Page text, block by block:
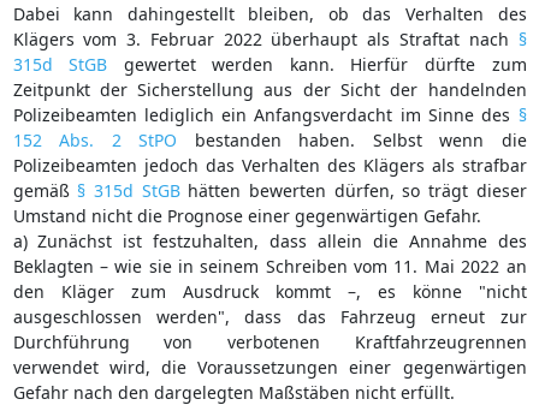
Dabei kann dahingestellt bleiben, ob das Verhalten des
Klägers vom 3. Februar 2022 überhaupt als Straftat nach §
315d StGB gewertet werden kann. Hierfür dürfte zum
Zeitpunkt der Sicherstellung aus der Sicht der handelnden
Polizeibeamten lediglich ein Anfangsverdacht im Sinne des §
152 Abs. 2 StPO bestanden haben. Selbst wenn die
Polizeibeamten jedoch das Verhalten des Klägers als strafbar
gemäß § 315d StGBhätten bewerten dürfen, so trägt dieser
Umstand nicht die Prognose einer gegenwärtigen Gefahr.
a) Zunächst ist festzuhalten, dass allein die Annahme des
Beklagten – wie sie in seinem Schreiben vom 11. Mai 2022 an
den Kläger zum Ausdruck kommt –, es könne "nicht
ausgeschlossen werden", dass das Fahrzeug erneut zur
Durchführung von verbotenen Kraftfahrzeugrennen
verwendet wird, die Voraussetzungen einer gegenwärtigen
Gefahr nach den dargelegten Maßstäben nicht erfüllt.